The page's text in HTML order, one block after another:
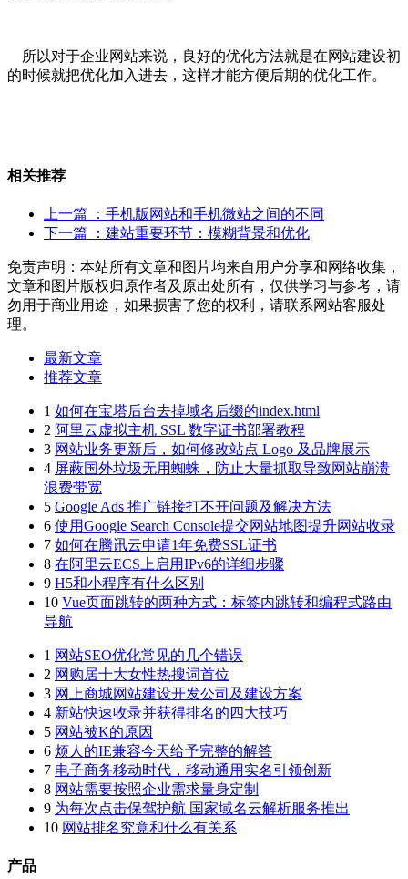
所以对于企业网站来说，良好的优化方法就是在网站建设初
的时候就把优化加入进去，这样才能方便后期的优化工作。
相关推荐
上一篇
：手机版网站和手机微站之间的不同
下一篇
：建站重要环节：模糊背景和优化
免责声明：本站所有文章和图片均来自用户分享和网络收集，
文章和图片版权归原作者及原出处所有，仅供学习与参考，请
勿用于商业用途，如果损害了您的权利，请联系网站客服处
理。
最新文章
推荐文章
1 如何在宝塔后台去掉域名后缀的index.html
2 阿里云虚拟主机 SSL 数字证书部署教程
3 网站业务更新后，如何修改站点 Logo 及品牌展示
4 屏蔽国外垃圾无用蜘蛛，防止大量抓取导致网站崩溃
浪费带宽
5 Google Ads 推广链接打不开问题及解决方法
6 使用Google Search Console提交网站地图提升网站收录
7 如何在腾讯云申请1年免费SSL证书
8 在阿里云ECS上启用IPv6的详细步骤
9 H5和小程序有什么区别
10 Vue页面跳转的两种方式：标签内跳转和编程式路由
导航
1 网站SEO优化常见的几个错误
2 网购居十大女性热搜词首位
3 网上商城网站建设开发公司及建设方案
4 新站快速收录并获得排名的四大技巧
5 网站被K的原因
6 烦人的IE兼容今天给予完整的解答
7 电子商务移动时代，移动通用实名引领创新
8 网站需要按照企业需求量身定制
9 为每次点击保驾护航 国家域名云解析服务推出
10 网站排名究竟和什么有关系
产品